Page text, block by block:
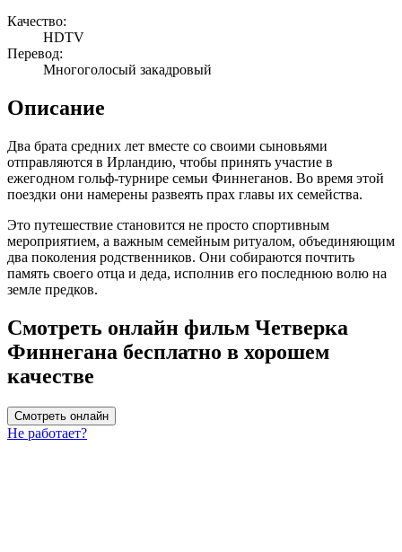
Качество:
HDTV
Перевод:
Многоголосый закадровый
Описание
Два брата средних лет вместе со своими сыновьями
отправляются в Ирландию, чтобы принять участие в
ежегодном гольф-турнире семьи Финнеганов. Во время этой
поездки они намерены развеять прах главы их семейства.
Это путешествие становится не просто спортивным
мероприятием, а важным семейным ритуалом, объединяющим
два поколения родственников. Они собираются почтить
память своего отца и деда, исполнив его последнюю волю на
земле предков.
Смотреть онлайн фильм Четверка
Финнегана бесплатно в хорошем
качестве
Смотреть онлайн
Не работает?